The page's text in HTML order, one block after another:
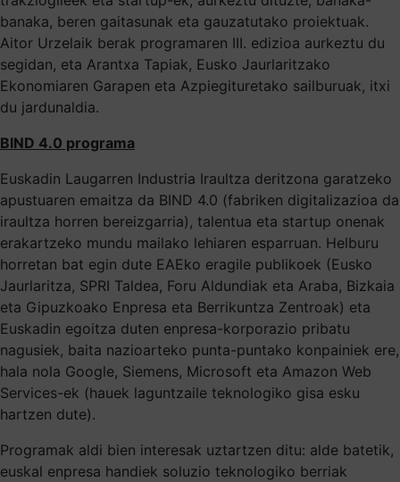
banaka, beren gaitasunak eta gauzatutako proiektuak.
Aitor Urzelaik berak programaren III. edizioa aurkeztu du
segidan, eta Arantxa Tapiak, Eusko Jaurlaritzako
Ekonomiaren Garapen eta Azpiegituretako sailburuak, itxi
du jardunaldia.
BIND 4.0 programa
Euskadin Laugarren Industria Iraultza deritzona garatzeko
apustuaren emaitza da BIND 4.0 (fabriken digitalizazioa da
iraultza horren bereizgarria), talentua eta startup onenak
erakartzeko mundu mailako lehiaren esparruan. Helburu
horretan bat egin dute EAEko eragile publikoek (Eusko
Jaurlaritza, SPRI Taldea, Foru Aldundiak eta Araba, Bizkaia
eta Gipuzkoako Enpresa eta Berrikuntza Zentroak) eta
Euskadin egoitza duten enpresa-korporazio pribatu
nagusiek, baita nazioarteko punta-puntako konpainiek ere,
hala nola Google, Siemens, Microsoft eta Amazon Web
Services-ek (hauek laguntzaile teknologiko gisa esku
hartzen dute).
Programak aldi bien interesak uztartzen ditu: alde batetik,
euskal enpresa handiek soluzio teknologiko berriak